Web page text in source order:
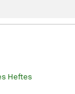
Heftes